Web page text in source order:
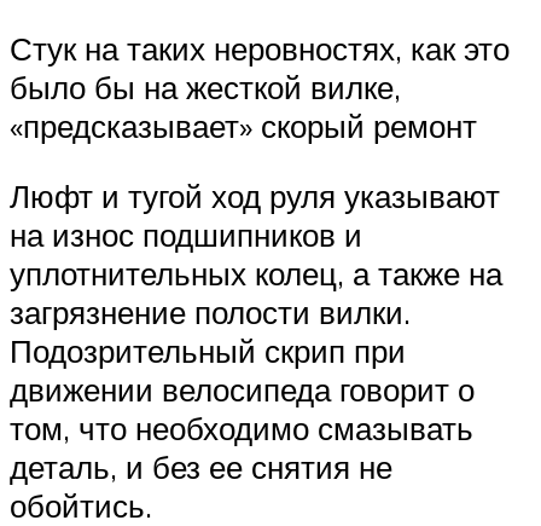
Стук на таких неровностях, как это
было бы на жесткой вилке,
«предсказывает» скорый ремонт
Люфт и тугой ход руля указывают
на износ подшипников и
уплотнительных колец, а также на
загрязнение полости вилки.
Подозрительный скрип при
движении велосипеда говорит о
том, что необходимо смазывать
деталь, и без ее снятия не
обойтись.